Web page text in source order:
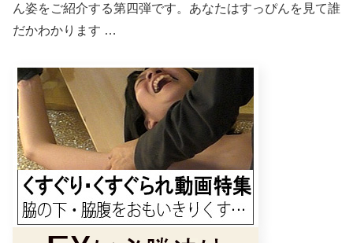
ん姿をご紹介する第四弾です。あなたはすっぴんを見て誰
だかわかります …